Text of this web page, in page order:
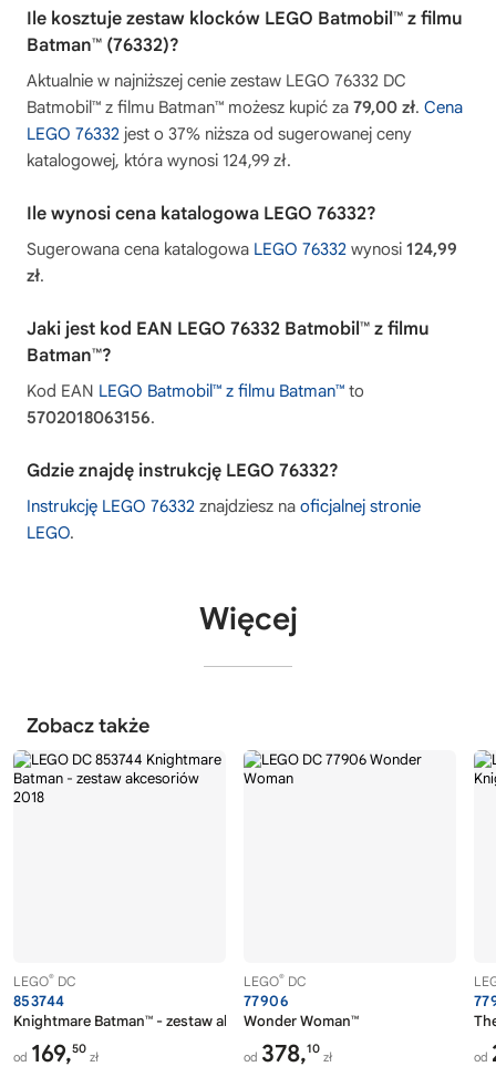
Ile kosztuje zestaw klocków LEGO Batmobil™ z filmu
Batman™ (76332)?
Aktualnie w najniższej cenie zestaw LEGO 76332 DC
Batmobil™ z filmu Batman™ możesz kupić za 79,00 zł. Cena
LEGO 76332 jest o 37% niższa od sugerowanej ceny
katalogowej, która wynosi 124,99 zł.
Ile wynosi cena katalogowa LEGO 76332?
Sugerowana cena katalogowa LEGO 76332 wynosi 124,99
zł.
Jaki jest kod EAN LEGO 76332 Batmobil™ z filmu
Batman™?
Kod EAN LEGO Batmobil™ z filmu Batman™ to
5702018063156.
Gdzie znajdę instrukcję LEGO 76332?
Instrukcję LEGO 76332 znajdziesz na oficjalnej stronie
LEGO.
Więcej
Zobacz także
LEGO® DC
853744
Knightmare Batman™ - zestaw akcesoriów 2018
od 169,50
zł
LEGO® DC
77906
Wonder Woman™
od 378,10
zł od